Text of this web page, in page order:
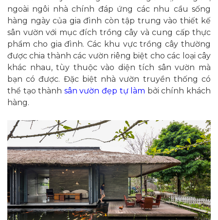
ngoài ngôi nhà chính đáp ứng các nhu cầu sống
hàng ngày của gia đình còn tập trung vào thiết kế
sân vườn với mục đích trồng cây và cung cấp thực
phẩm cho gia đình. Các khu vực trồng cây thường
được chia thành các vườn riêng biệt cho các loại cây
khác nhau, tùy thuộc vào diện tích sân vườn mà
bạn có được. Đặc biệt nhà vườn truyền thống có
thể tạo thành sân vườn đẹp tự làm bởi chính khách
hàng.